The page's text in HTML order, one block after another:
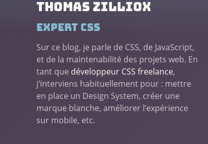
Thomas ZILLIOX
Expert CSS
Sur ce blog, je parle de CSS, de JavaScript,
et de la maintenabilité des projets web. En
tant que développeur CSS freelance,
j’interviens habituellement pour : mettre
en place un Design System, créer une
marque blanche, améliorer l’expérience
sur mobile, etc.